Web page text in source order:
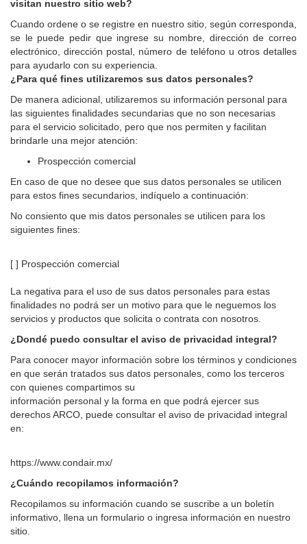
visitan nuestro sitio web?
Cuando ordene o se registre en nuestro sitio, según corresponda,
se le puede pedir que ingrese su nombre, dirección de correo
electrónico, dirección postal, número de teléfono u otros detalles
para ayudarlo con su experiencia.
¿Para qué fines utilizaremos sus datos personales?
De manera adicional, utilizaremos su información personal para
las siguientes finalidades secundarias que no son necesarias
para el servicio solicitado, pero que nos permiten y facilitan
brindarle una mejor atención:
Prospección comercial
En caso de que no desee que sus datos personales se utilicen
para estos fines secundarios, indíquelo a continuación:
No consiento que mis datos personales se utilicen para los
siguientes fines:
[ ] Prospección comercial
La negativa para el uso de sus datos personales para estas
finalidades no podrá ser un motivo para que le neguemos los
servicios y productos que solicita o contrata con nosotros.
¿Dondé puedo consultar el aviso de privacidad integral?
Para conocer mayor información sobre los términos y condiciones
en que serán tratados sus datos personales, como los terceros
con quienes compartimos su
información personal y la forma en que podrá ejercer sus
derechos ARCO, puede consultar el aviso de privacidad integral
en:
https://www.condair.mx/
¿Cuándo recopilamos información?
Recopilamos su información cuando se suscribe a un boletín
informativo, llena un formulario o ingresa información en nuestro
sitio.